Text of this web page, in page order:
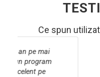
Ce spun
Lucrez în domeniul
atare sunt foarte
folosesc. De luni de